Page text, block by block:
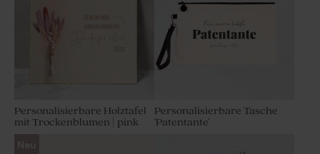
Personalisierbare Holztafel
mit Trockenblumen | pink
Personalisierbare Tasche
'Patentante'
Neu